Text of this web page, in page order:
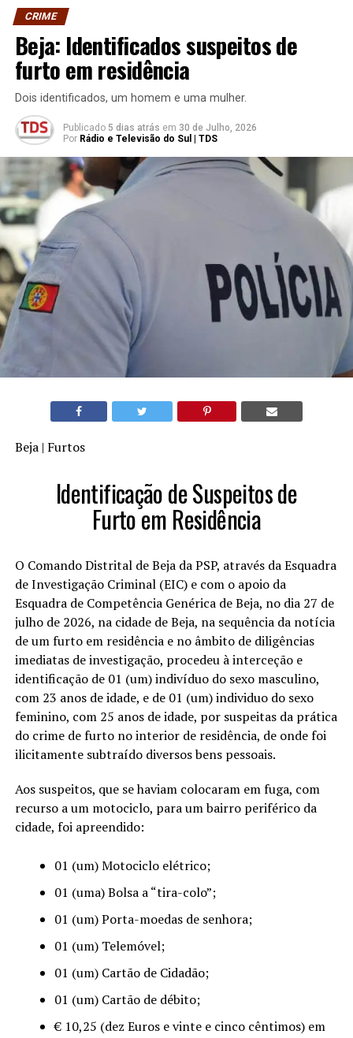
CRIME
Beja: Identificados suspeitos de
furto em residência
Dois identificados, um homem e uma mulher.
Publicado 5 dias atrás em 30 de Julho, 2026
Por Rádio e Televisão do Sul | TDS
Beja | Furtos
Identificação de Suspeitos de
Furto em Residência
O Comando Distrital de Beja da PSP, através da Esquadra
de Investigação Criminal (EIC) e com o apoio da
Esquadra de Competência Genérica de Beja, no dia 27 de
julho de 2026, na cidade de Beja, na sequência da notícia
de um furto em residência e no âmbito de diligências
imediatas de investigação, procedeu à interceção e
identificação de 01 (um) indivíduo do sexo masculino,
com 23 anos de idade, e de 01 (um) individuo do sexo
feminino, com 25 anos de idade, por suspeitas da prática
do crime de furto no interior de residência, de onde foi
ilicitamente subtraído diversos bens pessoais.
Aos suspeitos, que se haviam colocaram em fuga, com
recurso a um motociclo, para um bairro periférico da
cidade, foi apreendido:
01 (um) Motociclo elétrico;
01 (uma) Bolsa a “tira-colo”;
01 (um) Porta-moedas de senhora;
01 (um) Telemóvel;
01 (um) Cartão de Cidadão;
01 (um) Cartão de débito;
€ 10,25 (dez Euros e vinte e cinco cêntimos) em